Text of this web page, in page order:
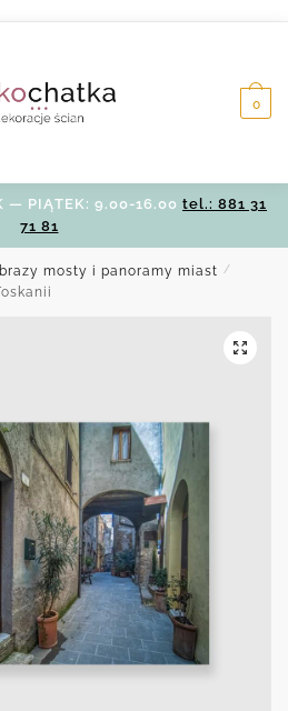
0
— PIĄTEK: 9.00-16.00 tel.: 881 31
71 81
mosty i panoramy miast /